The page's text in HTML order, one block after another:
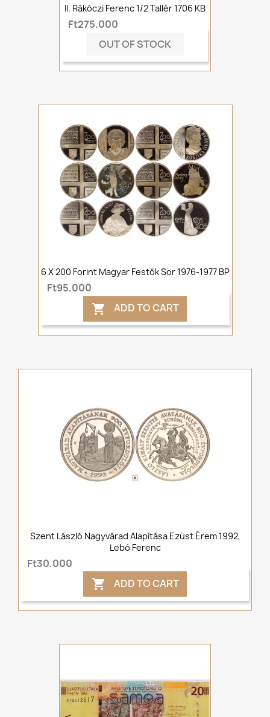
II. Rákóczi Ferenc 1/2 Tallér 1706 KB
Ft275,000
OUT OF STOCK
6 X 200 Forint Magyar Festők Sor 1976-1977 BP
Ft95,000
 ADD TO CART
Szent László Nagyvárad Alapítása Ezüst Érem 1992,
Lebó Ferenc
Ft30,000
 ADD TO CART